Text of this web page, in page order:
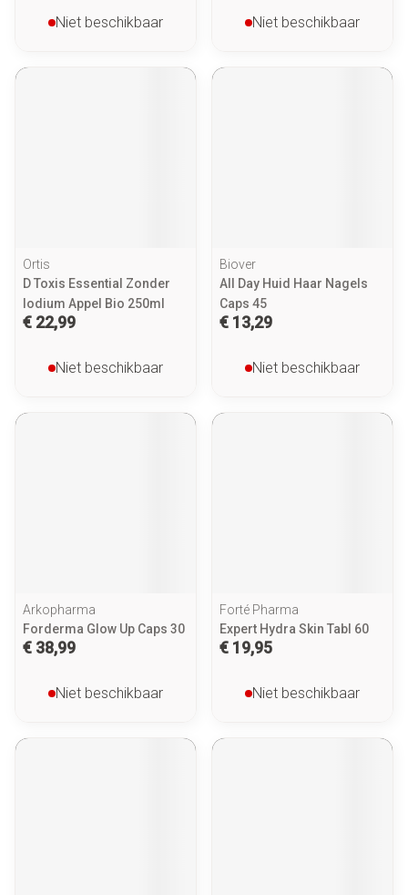
Niet beschikbaar Niet beschikbaar
Ortis
D Toxis Essential Zonder
Iodium Appel Bio 250ml
€ 22,99
Niet beschikbaar
Biover
All Day Huid Haar Nagels
Caps 45
€ 13,29
Niet beschikbaar
Arkopharma
Forderma Glow Up Caps 30
€ 38,99
Niet beschikbaar
Forté Pharma
Expert Hydra Skin Tabl 60
€ 19,95
Niet beschikbaar